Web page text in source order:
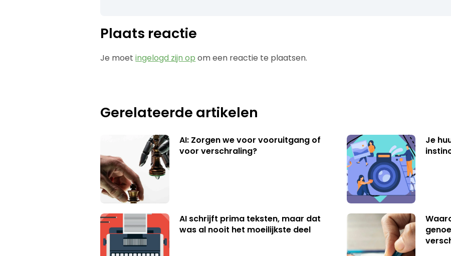
Plaats reactie
Je moetingelogd zijn op om een reactie te plaatsen.
Gerelateerde artikelen
AI: Zorgen we voor vooruitgang of
voor verschraling?
Je
AI schrijft prima teksten, maar dat
was al nooit het moeilijkste deel